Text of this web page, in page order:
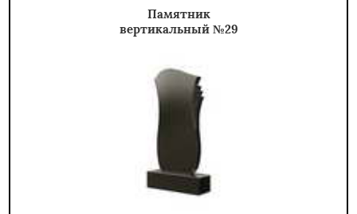
Памятник
вертикальный №29